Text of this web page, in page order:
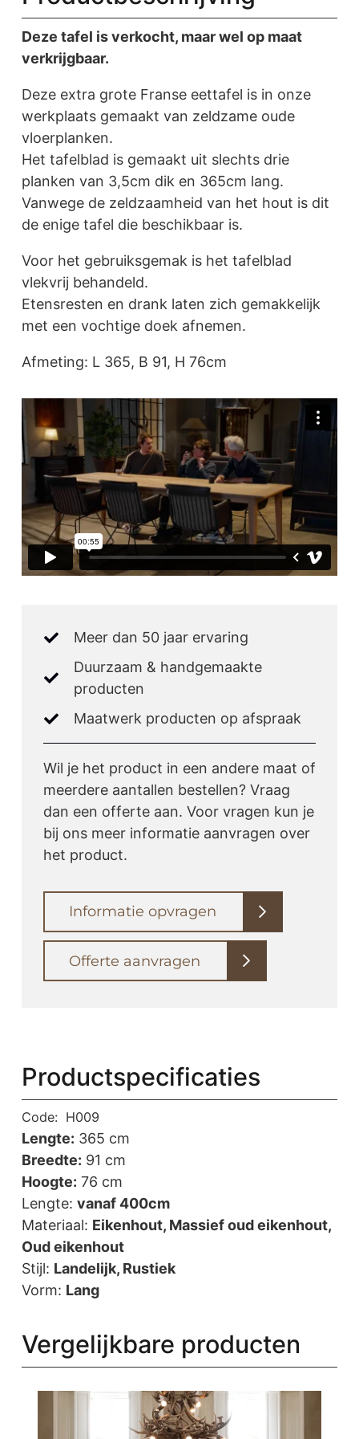
Deze tafel is verkocht, maar wel op maat
verkrijgbaar.
Deze extra grote Franse eettafel is in onze
werkplaats gemaakt van zeldzame oude
vloerplanken.
Het tafelblad is gemaakt uit slechts drie
planken van 3,5cm dik en 365cm lang.
Vanwege de zeldzaamheid van het hout is dit
de enige tafel die beschikbaar is.
Voor het gebruiksgemak is het tafelblad
vlekvrij behandeld.
Etensresten en drank laten zich gemakkelijk
met een vochtige doek afnemen.
Afmeting: L 365, B 91, H 76cm
Meer dan 50 jaar ervaring
Duurzaam & handgemaakte
producten
Maatwerk producten op afspraak
Wil je het product in een andere maat of
meerdere aantallen bestellen? Vraag
dan een offerte aan. Voor vragen kun je
bij ons meer informatie aanvragen over
het product.
Informatie opvragen
Offerte aanvragen
Productspecificaties
Code: H009
Lengte: 365 cm
Breedte: 91 cm
Hoogte: 76 cm
Lengte: vanaf 400cm
Materiaal: Eikenhout, Massief oud eikenhout,
Oud eikenhout
Stijl: Landelijk, Rustiek
Vorm: Lang
Vergelijkbare producten